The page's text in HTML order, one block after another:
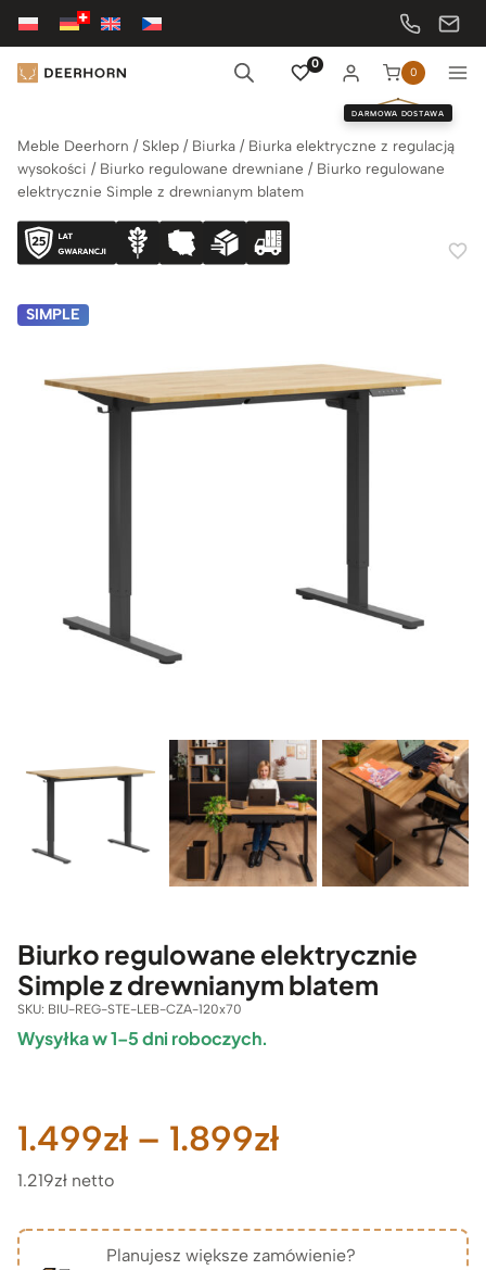
Przejdź
treści
0
0
DARMOWA DOSTAWA
Meble Deerhorn / Sklep / Biurka / Biurka elektryczne z regulacją
wysokości / Biurko regulowane drewniane / Biurko regulowane
elektrycznie Simple z drewnianym blatem
Biurko regulowane elektrycznie
Simple z drewnianym blatem
SKU: BIU-REG-STE-LEB-CZA-120x70
Wysyłka w 1–5 dni roboczych.
1.499zł – 1.899złZakres
od
1.219zł netto
Planujesz większe zamówienie?